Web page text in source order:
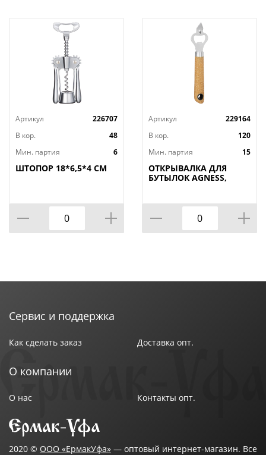
Размер: длина 11*4,2*2 см
Материал: цинковый сплав, ТПР
Артикул
226707
В кор.
48
Мин. партия
6
ШТОПОР 18*6,5*4 СМ
Артикул
229164
В кор.
120
Мин. партия
15
ОТКРЫВАЛКА ДЛЯ
БУТЫЛОК AGNESS,
Сервис и поддержка
Как сделать заказ Доставка опт.
О компании
О нас Контакты опт.
2020 © ООО «ЕрмакУфа» — оптовый интернет-магазин. Все